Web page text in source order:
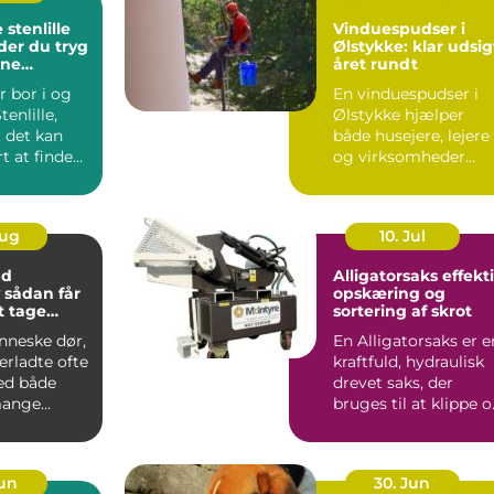
stenlille
du tryg
bor i og
det kan
at finde
Vinduespudser i
Ølstykke: klar
året rundt
En vinduespudser i
Ølstykke hjælper
både husejere, lejere
og virksomheder
tage
dør,
ofte
både
10. Jul
Alligatorsaks effektiv
opskæring og
sortering af skrot
En Alligatorsaks er
kraftfuld, hydraulisk
drevet saks, der
bruges til at klippe
30. Jun